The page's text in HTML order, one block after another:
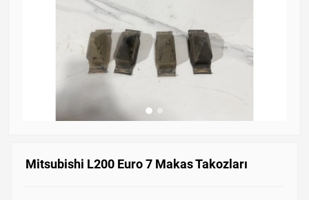
Mitsubishi L200 Euro 7 Makas Takozları